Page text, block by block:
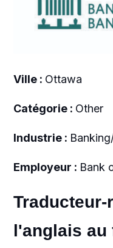
Ville : Ottawa
Catégorie : Other
Industrie :
Employeur : Bank
l'anglais au